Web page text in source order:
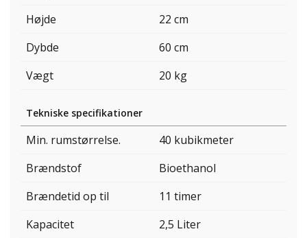
Højde
22 cm
Dybde
60 cm
Vægt
20 kg
Tekniske specifikationer
Min. rumstørrelse.
40 kubikmeter
Brændstof
Bioethanol
Brændetid op til
11 timer
Kapacitet
2,5 Liter